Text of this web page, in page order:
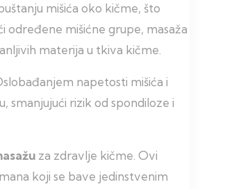
mišića oko kičme, što
određene mišićne grupe, masaža
materija u tkiva kičme.
napetosti mišića i
smanjujući rizik od spondiloze i
za zdravlje kičme. Ovi
koji se bave jedinstvenim